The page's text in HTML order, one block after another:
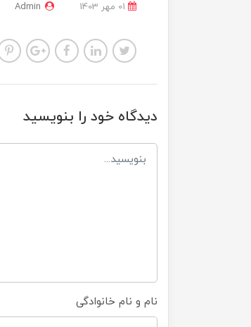
Admin
دیدگاه خود را بنویسید
نام و نام خانوادگی